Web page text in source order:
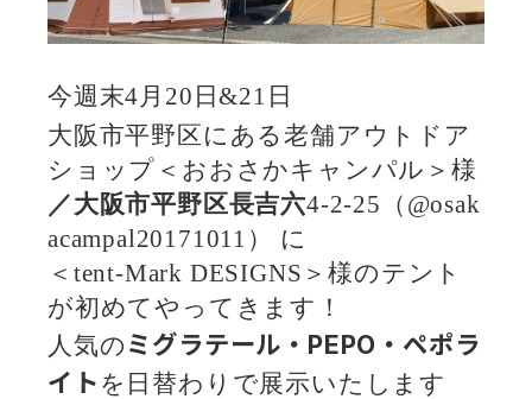
今週末4月20日&21日
大阪市平野区にある老舗アウトドア
ショップ＜おおさかキャンパル＞様
／大阪市平野区長吉六4-2-25（@osak
acampal20171011） に
＜tent-Mark DESIGNS＞様のテント
が初めてやってきます！
人気の ミグラテール・PEPO・ペポラ
イト を日替わりで展示いたします